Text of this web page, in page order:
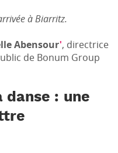
à Biarritz.
Abensour', directrice
de Bonum Group
danse : une